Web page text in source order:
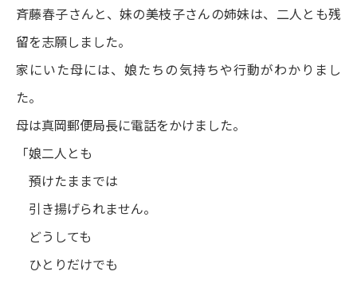
斉藤春子さんと、妹の美枝子さんの姉妹は、二人とも残
留を志願しました。
家にいた母には、娘たちの気持ちや行動がわかりまし
た。
母は真岡郵便局長に電話をかけました。
「娘二人とも
預けたままでは
引き揚げられません。
どうしても
ひとりだけでも